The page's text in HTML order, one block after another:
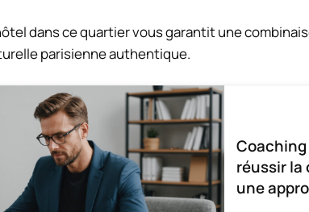
dans ce quartier vous garantit une
parisienne authentique.
réussir la
une